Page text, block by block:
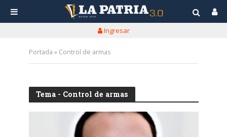
Ingresar
Portada » Control de armas
Tema - Control de armas